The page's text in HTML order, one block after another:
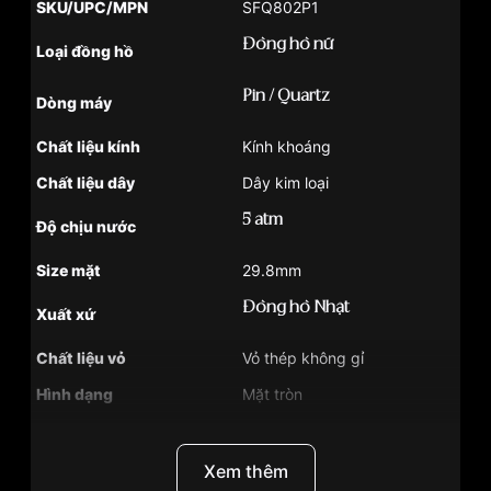
SKU/UPC/MPN SFQ802P1
Loại đồng hồ Đồng hồ nữ
Dòng máy Pin / Quartz
Chất liệu kính
Kính khoáng
Chất liệu dây
Dây kim loại
Độ chịu nước 5 atm
Size mặt 29.8mm
Xuất xứ Đồng hồ Nhật
Chất liệu vỏ
Vỏ thép không gỉ
Hình dạng
Mặt tròn
Hàng mới về
Xem thêm